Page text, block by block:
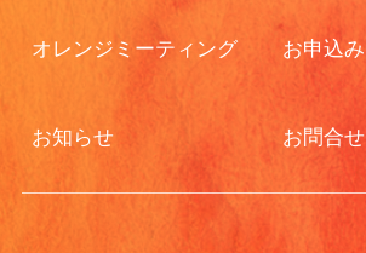
オレンジミーティング お申込み
お知らせ お問合せ